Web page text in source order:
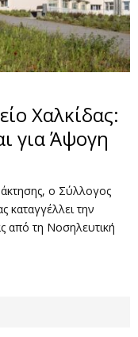
Χαλκίδας:
για Άψογη
ο Σύλλογος
καταγγέλλει την
από τη Νοσηλευτική